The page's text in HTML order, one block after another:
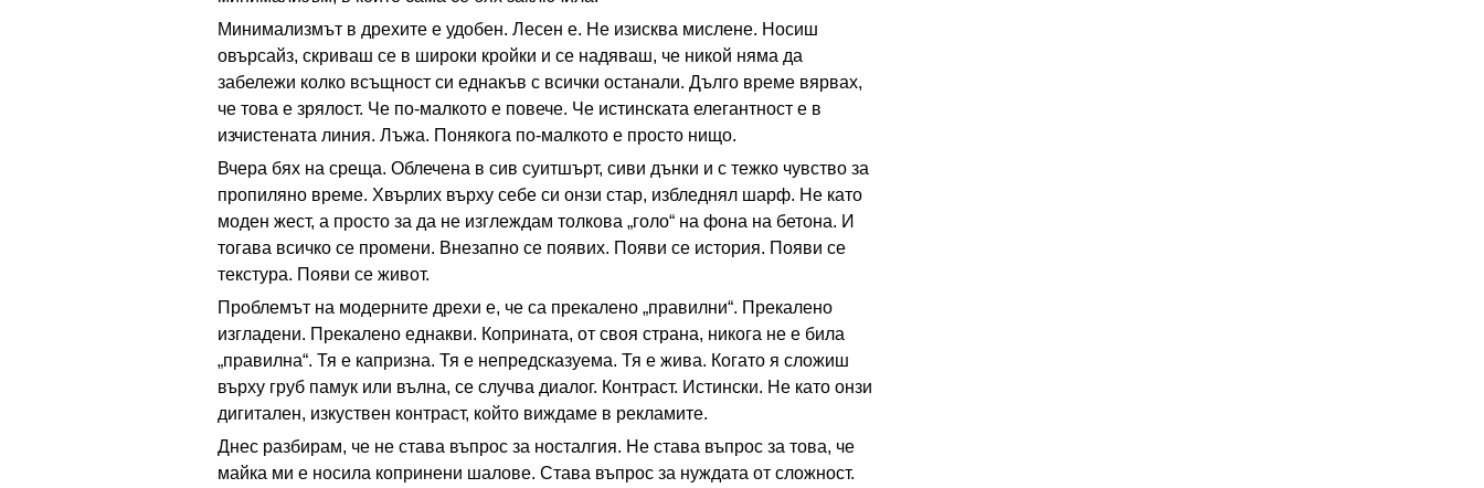
Минимализмът в дрехите е удобен. Лесен е. Не изисква мислене. Носиш
овърсайз, скриваш се в широки кройки и се надяваш, че никой няма да
забележи колко всъщност си еднакъв с всички останали. Дълго време вярвах,
че това е зрялост. Че по-малкото е повече. Че истинската елегантност е в
изчистената линия. Лъжа. Понякога по-малкото е просто нищо.
Вчера бях на среща. Облечена в сив суитшърт, сиви дънки и с тежко чувство за
пропиляно време. Хвърлих върху себе си онзи стар, избледнял шарф. Не като
моден жест, а просто за да не изглеждам толкова „голо“ на фона на бетона. И
тогава всичко се промени. Внезапно се появих. Появи се история. Появи се
текстура. Появи се живот.
Проблемът на модерните дрехи е, че са прекалено „правилни“. Прекалено
изгладени. Прекалено еднакви. Коприната, от своя страна, никога не е била
„правилна“. Тя е капризна. Тя е непредсказуема. Тя е жива. Когато я сложиш
върху груб памук или вълна, се случва диалог. Контраст. Истински. Не като онзи
дигитален, изкуствен контраст, който виждаме в рекламите.
Днес разбирам, че не става въпрос за носталгия. Не става въпрос за това, че
майка ми е носила копринени шалове. Става въпрос за нуждата от сложност.